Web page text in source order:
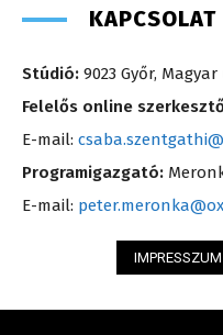
Stúdió: 9023 Győr,
Felelős online
E-mail:
Programigazgató:
E-mail:
IMPRESSZUM